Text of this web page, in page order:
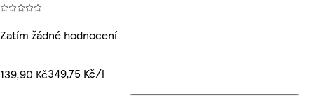
Zatím žádné hodnocení
139,90 Kč349,75 Kč/l